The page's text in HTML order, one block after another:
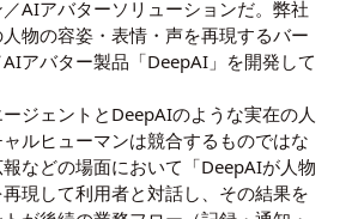
AIアバターソリューションだ。弊社
物の容姿・表情・声を再現するバー
アバター製品「DeepAI」を開発して
ジェントとDeepAIのような実在の人
ルヒューマンは競合するものではな
などの場面において「DeepAIが人物
現して利用者と対話し、その結果を